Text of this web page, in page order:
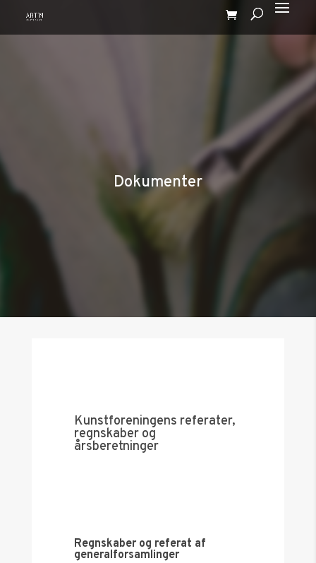
Dokumenter
Kunstforeningens referater,
regnskaber og
årsberetninger
Regnskaber og referat af
generalforsamlinger